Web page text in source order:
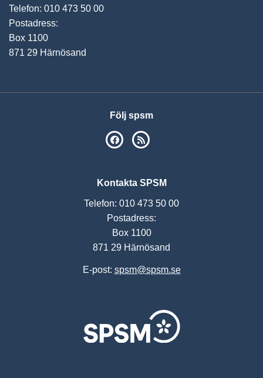
Telefon: 010 473 50 00
Postadress:
Box 1100
871 29 Härnösand
Följ spsm
SPSM på Facebook
Kontakta SPSM
Telefon: 010 473 50 00
Postadress:
Box 1100
871 29 Härnösand
E-post: spsm@spsm.se